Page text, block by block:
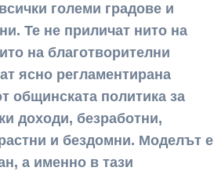
големи градове и
Те не приличат нито на
на благотворителни
ясно регламентирана
общинската политика за
доходи, безработни,
и бездомни. Моделът е
а именно в тази